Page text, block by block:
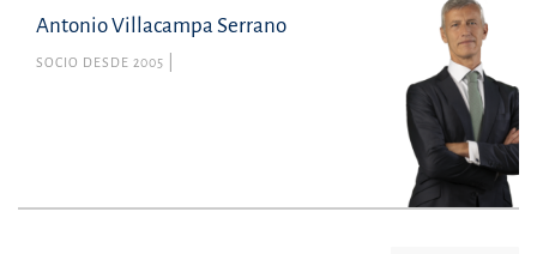
Antonio Villacampa Serrano
SOCIO DESDE 2005